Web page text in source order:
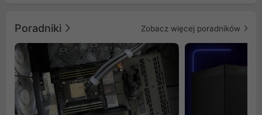
Poradniki Zobacz więcej poradników